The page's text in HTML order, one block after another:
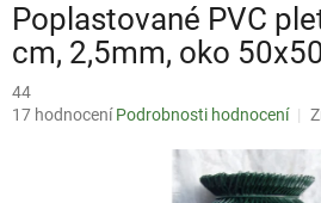
Poplastované PVC
cm, 2,5mm, oko
44
Průměrné
17 hodnocení Podrobnosti hodnocení